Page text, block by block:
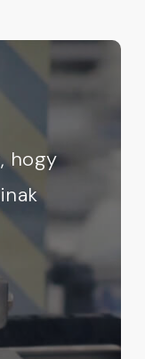
hogy